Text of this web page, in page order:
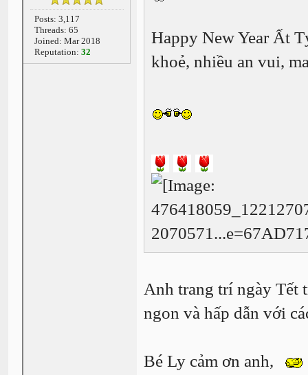
Posts: 3,117
Threads: 65
Joined: Mar 2018
Reputation: 32
Happy New Year Ất
khoẻ, nhiều an vui,
Anh trang trí ngày Tết
ngon và hấp dẫn với
Bé Ly cảm ơn anh,